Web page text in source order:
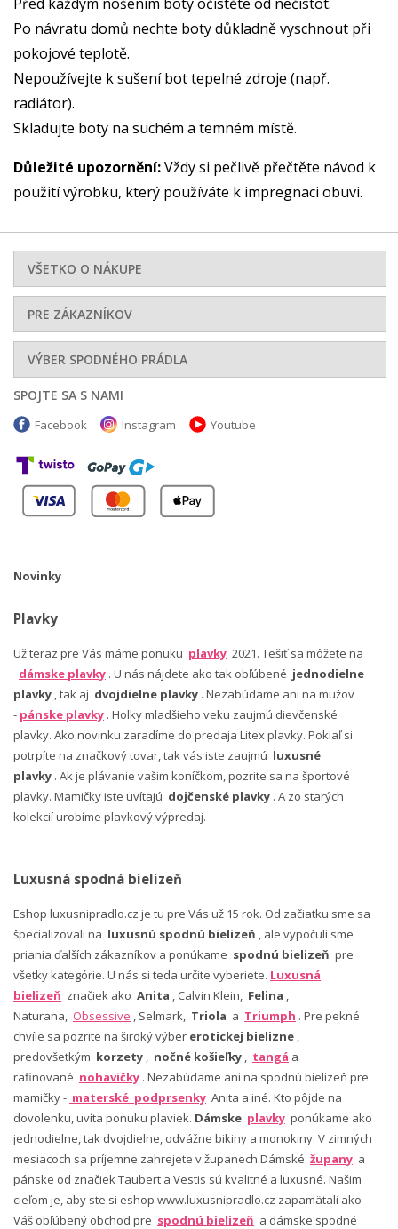
Po návratu domů nechte boty důkladně vyschnout při
pokojové teplotě.
Nepoužívejte k sušení bot tepelné zdroje (např.
radiátor).
Skladujte boty na suchém a temném místě.
Důležité upozornění:Vždy si pečlivě přečtěte návod k
použití výrobku, který používáte k impregnaci obuvi.
VŠETKO O NÁKUPE
PRE ZÁKAZNÍKOV
VÝBER SPODNÉHO PRÁDLA
SPOJTE SA S NAMI
Facebook Instagram Youtube
Novinky
Plavky
Už teraz pre Vás máme ponuku plavky 2021. Tešiť sa môžete na
dámske plavky . U nás nájdete ako tak obľúbené jednodielne
plavky , tak aj dvojdielne plavky . Nezabúdame ani na mužov
- pánske plavky . Holky mladšieho veku zaujmú dievčenské
plavky. Ako novinku zaradíme do predaja Litex plavky. Pokiaľ si
potrpíte na značkový tovar, tak vás iste zaujmú luxusné
plavky . Ak je plávanie vašim koníčkom, pozrite sa na športové
plavky. Mamičky iste uvítajú dojčenské plavky . A zo starých
kolekcií urobíme plavkový výpredaj.
Luxusná spodná bielizeň
Eshop luxusnipradlo.cz je tu pre Vás už 15 rok. Od začiatku sme sa
špecializovali na luxusnú spodnú bielizeň , ale vypočuli sme
priania ďalších zákazníkov a ponúkame spodnú bielizeň pre
všetky kategórie. U nás si teda určite vyberiete. Luxusná
bielizeň značiek ako Anita , Calvin Klein, Felina ,
Naturana, Obsessive , Selmark, Triola a Triumph . Pre pekné
chvíle sa pozrite na široký výber erotickej bielizne ,
predovšetkým korzety , nočné košieľky , tangá a
rafinované nohavičky . Nezabúdame ani na spodnú bielizeň pre
mamičky - materské podprsenky Anita a iné. Kto pôjde na
dovolenku, uvíta ponuku plaviek. Dámske plavky ponúkame ako
jednodielne, tak dvojdielne, odvážne bikiny a monokiny. V zimných
mesiacoch sa príjemne zahrejete v županech.Dámské župany a
pánske od značiek Taubert a Vestis sú kvalitné a luxusné. Našim
cieľom je, aby ste si eshop www.luxusnipradlo.cz zapamätali ako
Váš obľúbený obchod pre spodnú bielizeň a dámske spodné